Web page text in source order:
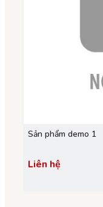
Sản phẩm demo 1
Liên hệ